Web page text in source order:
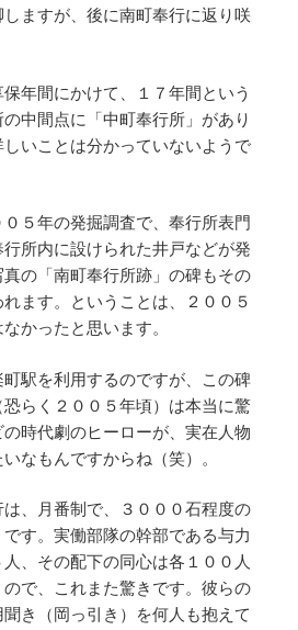
ますが、後に南町奉行に返り咲
年間にかけて、１７年間という
中間点に「中町奉行所」があり
いことは分かっていないようで
５年の発掘調査で、奉行所表門
所内に設けられた井戸などが発
の「南町奉行所跡」の碑もその
ます。ということは、２００５
かったと思います。
駅を利用するのですが、この碑
らく２００５年頃）は本当に驚
時代劇のヒーローが、実在人物
なもんですからね（笑）。
、月番制で、３０００石程度の
す。実働部隊の幹部である与力
、その配下の同心は各１００人
で、これまた驚きです。彼らの
き（岡っ引き）を何人も抱えて